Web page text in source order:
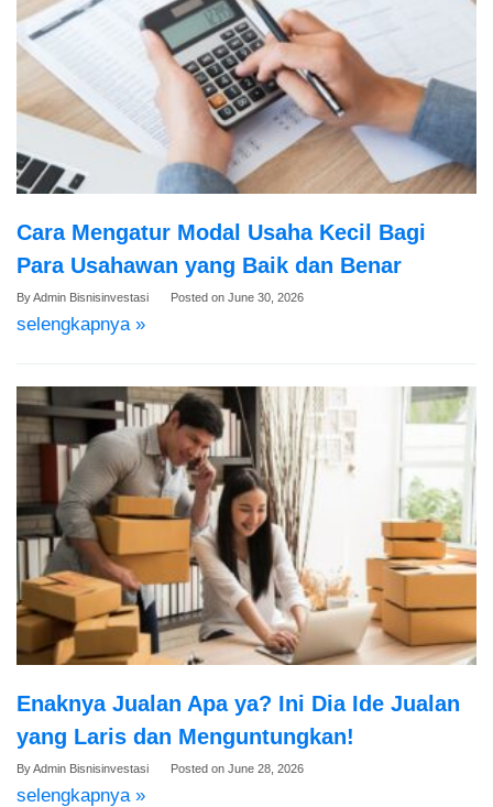
Cara Mengatur Modal Usaha Kecil Bagi
Para Usahawan yang Baik dan Benar
ByAdmin Bisnisinvestasi Posted on June 30, 2026
selengkapnya »
Enaknya Jualan Apa ya? Ini Dia Ide Jualan
yang Laris dan Menguntungkan!
ByAdmin Bisnisinvestasi Posted on June 28, 2026
selengkapnya »